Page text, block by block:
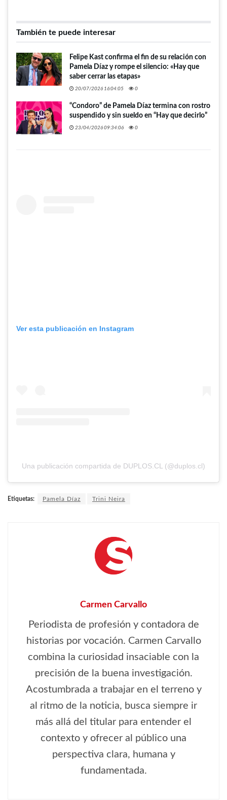
También te puede interesar
Felipe Kast confirma el fin de su relación con
Pamela Díaz y rompe el silencio: «Hay que
saber cerrar las etapas»
20/07/2026 16:04:05 0
“Condoro” de Pamela Díaz termina con rostro
suspendido y sin sueldo en “Hay que decirlo”
23/04/2026 09:34:06 0
Ver esta publicación en Instagram
Una publicación compartida de DUPLOS.CL (@duplos.cl)
Etiquetas: Pamela Díaz Trini Neira
Carmen Carvallo
Periodista de profesión y contadora de
historias por vocación. Carmen Carvallo
combina la curiosidad insaciable con la
precisión de la buena investigación.
Acostumbrada a trabajar en el terreno y
al ritmo de la noticia, busca siempre ir
más allá del titular para entender el
contexto y ofrecer al público una
perspectiva clara, humana y
fundamentada.